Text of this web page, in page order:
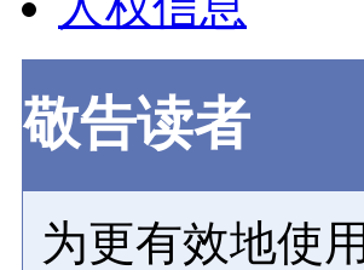
敬告读者
为更有效地使